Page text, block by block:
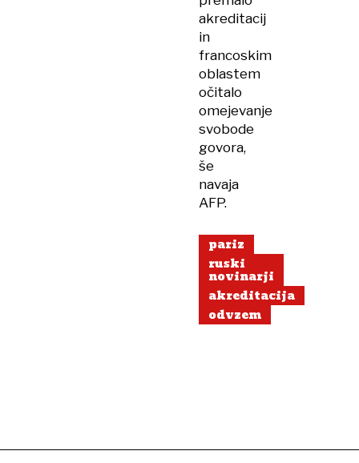
akreditacij
in
francoskim
oblastem
očitalo
omejevanje
svobode
govora,
še
navaja
AFP.
pariz
ruski
novinarji
akreditacija
odvzem